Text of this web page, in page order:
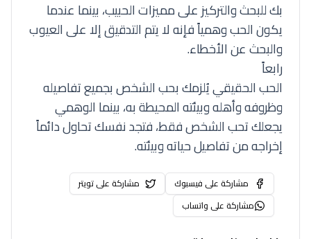
بك للبحث والتركيز على مميزات الحبيب، بينما عندما
يكون الحب وهمياً فإنه لا يتم التدقيق إلا على العيوب
والبحث عن الأخطاء.
رابعاً
الحب الحقيقي يُلزمك بحب الشخص بجميع تفاصيله
وظروفه وأهله وبيئته المحيطة به، بينما الوهمي
يجعلك تحب الشخص فقط، فتجد نفسك تحاول دائماً
إخراجه من تفاصيل حياته وبيئته.
مشاركة على فيسبوك
مشاركة على تويتر
مشاركة على واتساب